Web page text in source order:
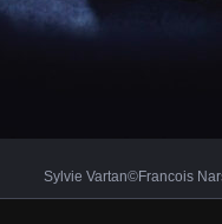
Sylvie Vartan©️Francois